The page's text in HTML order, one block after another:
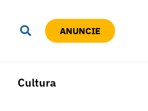
ANUNCIE
Cultura